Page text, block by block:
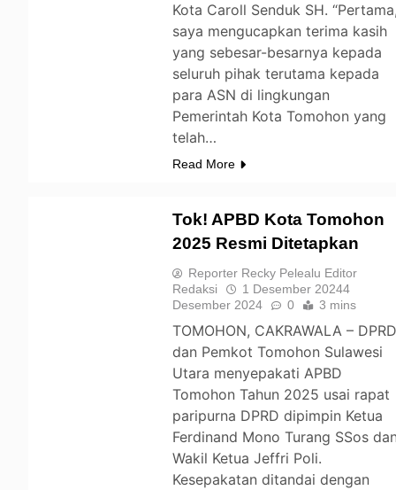
Kota Caroll Senduk SH.
saya mengucapkan terima kasih
yang sebesar-besarnya kepada
seluruh pihak terutama kepada
para ASN di lingkungan
Pemerintah Kota Tomohon yang
telah…
Read More
Tok! APBD Kota Tomohon
2025 Resmi Ditetapkan
Reporter Recky Pelealu Editor
Redaksi
1 Desember 20244
Desember 2024
0 3 mins
TOMOHON, CAKRAWALA –
dan Pemkot Tomohon Sulawesi
Utara menyepakati APBD
Tomohon Tahun 2025 usai rapat
paripurna DPRD dipimpin Ketua
Ferdinand Mono Turang SSos
Wakil Ketua Jeffri Poli.
Kesepakatan ditandai dengan